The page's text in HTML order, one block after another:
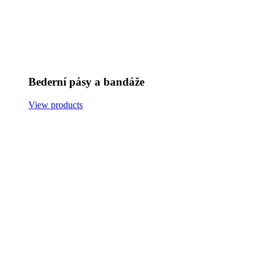
Bederní pásy a bandáže
View products